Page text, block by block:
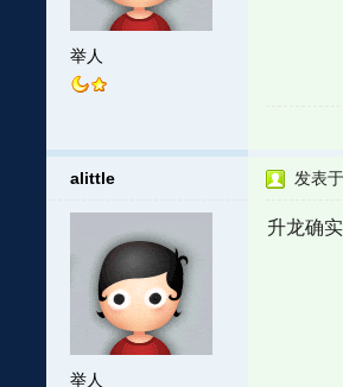
举人
alittle
举人
发表
升龙确